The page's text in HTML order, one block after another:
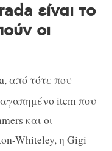
είναι το
οι
από τότε που
item που
και οι
Whiteley, η Gigi